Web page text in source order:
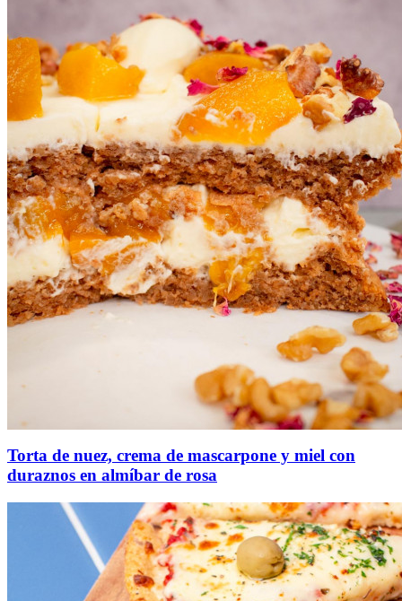
Torta de nuez, crema de mascarpone y miel con
duraznos en almíbar de rosa